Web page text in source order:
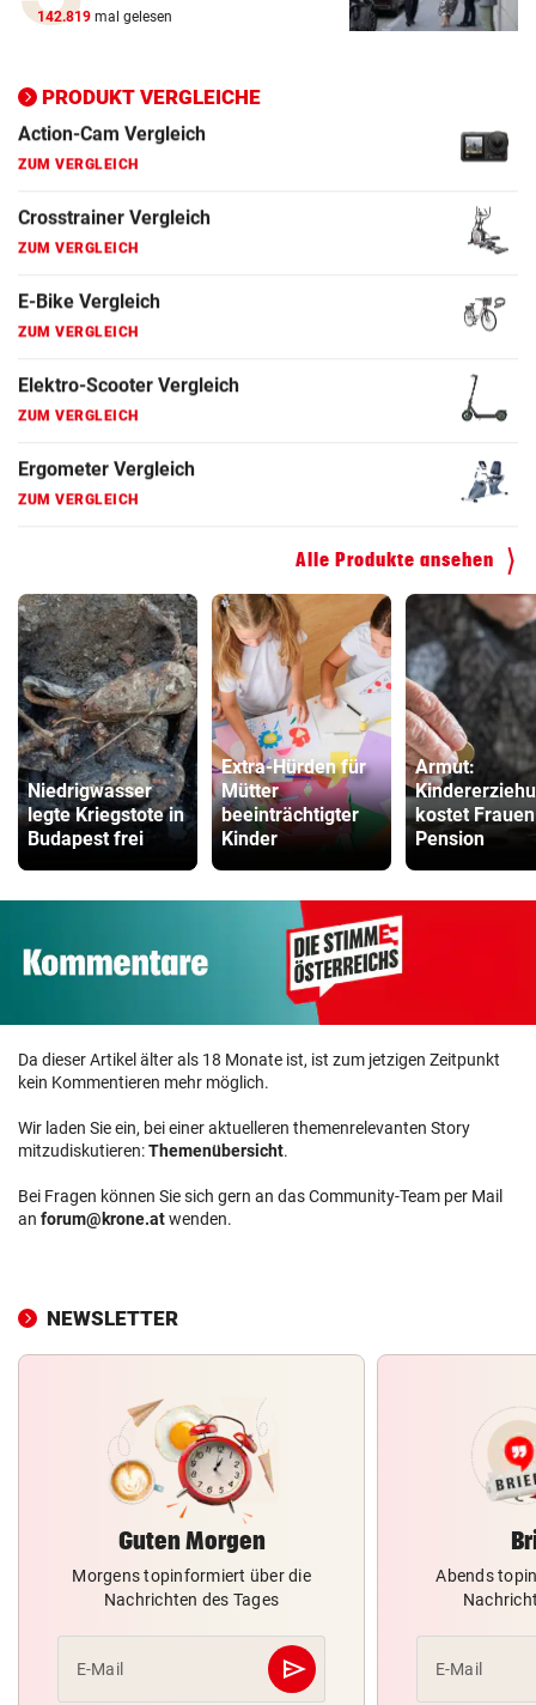
142.819 mal gelesen
PRODUKT VERGLEICHE
E-Bike Vergleich
Elektro-Scooter Vergleich
ZUM VERGLEICH
ZUM VERGLEICH
ZUM VERGLEICH
ZUM VERGLEICH
ZUM VERGLEICH
Kinderfahrrad Vergleich
ZUM VERGLEICH
Alle Produkte ansehen
Niedrigwasser
legte Kriegstote in
Budapest frei
Extra-Hürden für
Mütter
beeinträchtigter
Kinder
Armut:
kostet
Pension
Da dieser Artikel älter als 18 Monate ist, ist zum jetzigen Zeitpunkt
kein Kommentieren mehr möglich.
Wir laden Sie ein, bei einer aktuelleren themenrelevanten Story
mitzudiskutieren:Themenübersicht.
Bei Fragen können Sie sich gern an das Community-Team per Mail
an forum@krone.atwenden.
NEWSLETTER
Guten Morgen
Morgens topinformiert über die
Nachrichten des Tages
E-Mail send
Abschicken
Abends
E-Mail